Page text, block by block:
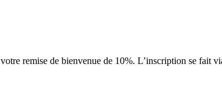
remise de bienvenue de 10%. L’inscription se